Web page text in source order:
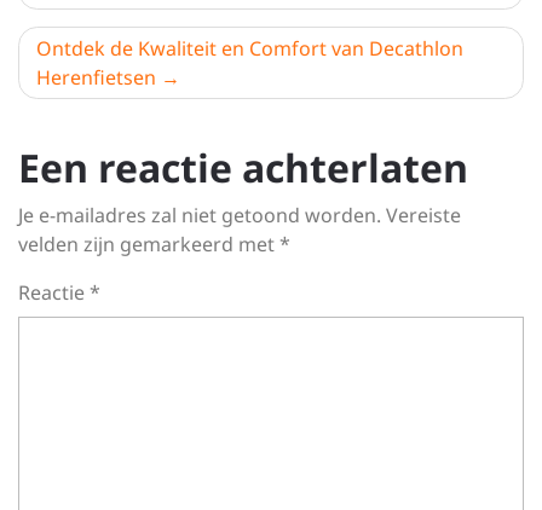
Ontdek de Kwaliteit en Comfort van Decathlon
Herenfietsen
Een reactie achterlaten
Je e-mailadres zal niet getoond worden. Vereiste
velden zijn gemarkeerd met*
Reactie*